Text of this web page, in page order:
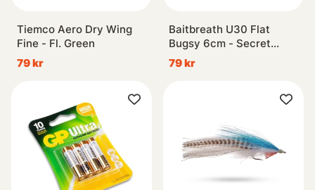
Tiemco Aero Dry Wing
Fine - Fl. Green
79 kr
Baitbreath U30 Flat
Bugsy 6cm - Secret
Wakasagi
79 kr